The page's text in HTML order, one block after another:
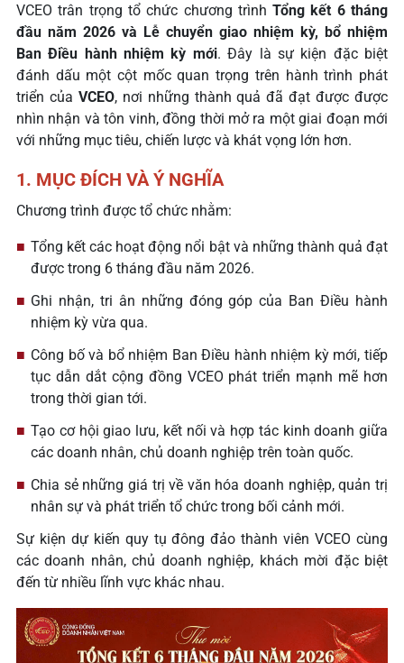
VCEO trân trọng tổ chức chương trìnhTổng kết 6 tháng
đầu năm 2026 và Lễ chuyển giao nhiệm kỳ, bổ nhiệm
Ban Điều hành nhiệm kỳ mới. Đây là sự kiện đặc biệt
đánh dấu một cột mốc quan trọng trên hành trình phát
triển của VCEO, nơi những thành quả đã đạt được được
nhìn nhận và tôn vinh, đồng thời mở ra một giai đoạn mới
với những mục tiêu, chiến lược và khát vọng lớn hơn.
1. MỤC ĐÍCH VÀ Ý NGHĨA
Chương trình được tổ chức nhằm:
Tổng kết các hoạt động nổi bật và những thành quả đạt
được trong 6 tháng đầu năm 2026.
Ghi nhận, tri ân những đóng góp của Ban Điều hành
nhiệm kỳ vừa qua.
Công bố và bổ nhiệm Ban Điều hành nhiệm kỳ mới, tiếp
tục dẫn dắt cộng đồng VCEO phát triển mạnh mẽ hơn
trong thời gian tới.
Tạo cơ hội giao lưu, kết nối và hợp tác kinh doanh giữa
các doanh nhân, chủ doanh nghiệp trên toàn quốc.
Chia sẻ những giá trị về văn hóa doanh nghiệp, quản trị
nhân sự và phát triển tổ chức trong bối cảnh mới.
Sự kiện dự kiến quy tụ đông đảo thành viên VCEO cùng
các doanh nhân, chủ doanh nghiệp, khách mời đặc biệt
đến từ nhiều lĩnh vực khác nhau.